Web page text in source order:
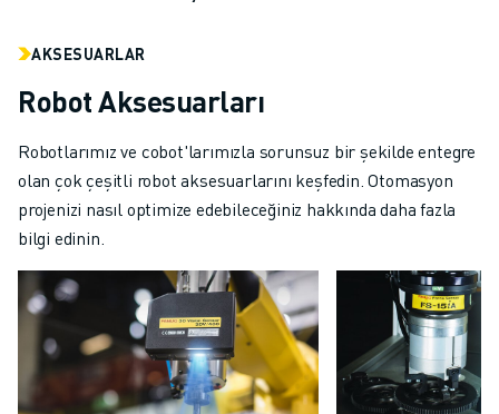
AKSESUARLAR
Robot Aksesuarları
Robotlarımız ve cobot'larımızla sorunsuz bir şekilde entegre
olan çok çeşitli robot aksesuarlarını keşfedin. Otomasyon
projenizi nasıl optimize edebileceğiniz hakkında daha fazla
bilgi edinin.